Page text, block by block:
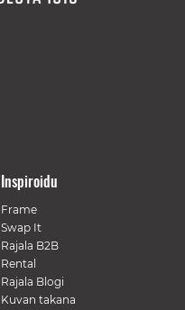
Inspiroidu
Frame
Swap It
Rajala B2B
Rental
Rajala Blogi
Kuvan takana